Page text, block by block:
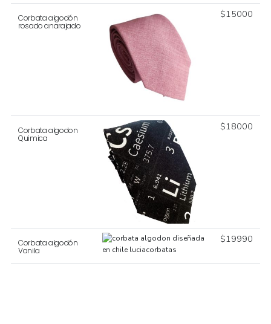
Corbata algodón
rosado anarajado
$15000
Corbata algodon
Quimica
$18000
Corbata algodón
Vanila
$19990